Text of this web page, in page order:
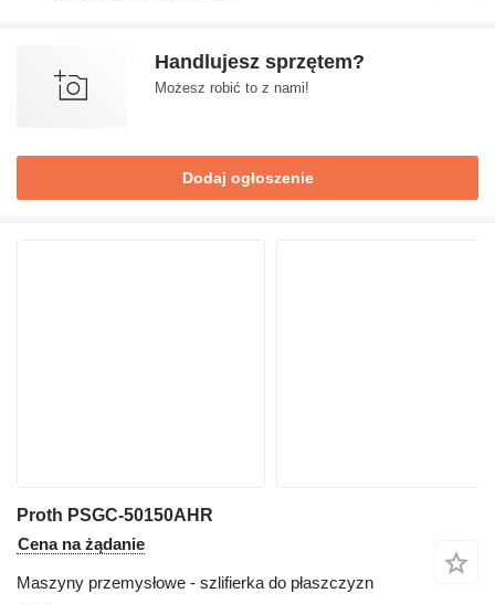
Handlujesz sprzętem?
Możesz robić to z nami!
Dodaj ogłoszenie
Proth PSGC-50150AHR
Cena na żądanie
Maszyny przemysłowe - szlifierka do płaszczyzn